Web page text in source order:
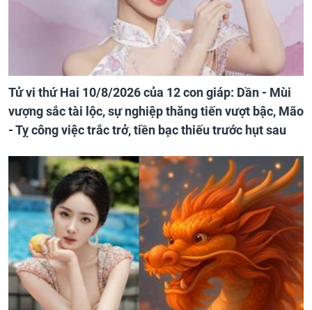
Tử vi thứ Hai 10/8/2026 của 12 con giáp: Dần - Mùi
vượng sắc tài lộc, sự nghiệp thăng tiến vượt bậc, Mão
- Tỵ công việc trắc trở, tiền bạc thiếu trước hụt sau